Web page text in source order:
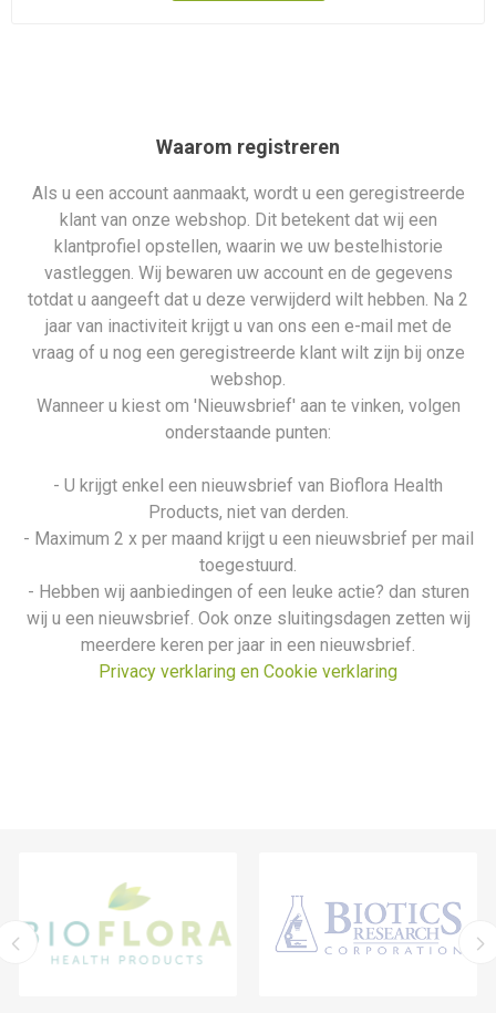
Waarom registreren
Als u een account aanmaakt, wordt u een geregistreerde
klant van onze webshop. Dit betekent dat wij een
klantprofiel opstellen, waarin we uw bestelhistorie
vastleggen. Wij bewaren uw account en de gegevens
totdat u aangeeft dat u deze verwijderd wilt hebben. Na 2
jaar van inactiviteit krijgt u van ons een e-mail met de
vraag of u nog een geregistreerde klant wilt zijn bij onze
webshop.
Wanneer u kiest om 'Nieuwsbrief' aan te vinken, volgen
onderstaande punten:
- U krijgt enkel een nieuwsbrief van Bioflora Health
Products, niet van derden.
- Maximum 2 x per maand krijgt u een nieuwsbrief per mail
toegestuurd.
- Hebben wij aanbiedingen of een leuke actie? dan sturen
wij u een nieuwsbrief. Ook onze sluitingsdagen zetten wij
meerdere keren per jaar in een nieuwsbrief.
Privacy verklaring en Cookie verklaring